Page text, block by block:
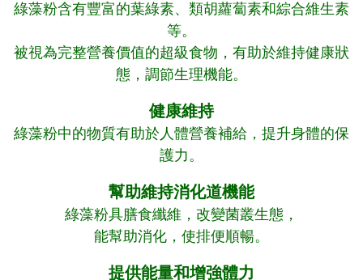
綠藻粉含有豐富的葉綠素、類胡蘿蔔素和綜合維生素
等。
被視為完整營養價值的超級食物，有助於維持健康狀
態，調節生理機能。
健康維持
綠藻粉中的物質有助於人體營養補給，提升身體的保
護力。
幫助維持消化道機能
綠藻粉具膳食纖維，改變菌叢生態，
能幫助消化，使排便順暢。
提供能量和增強體力